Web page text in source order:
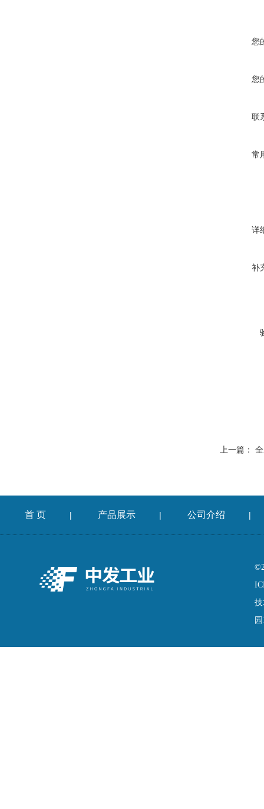
您
您
联
常
详
补
上一篇：
首 页 | 产品展示 | 公司介绍 |